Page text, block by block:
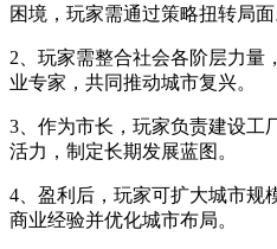
困境，玩家需通过策略扭转局面
2、玩家需整合社会各阶层力量
业专家，共同推动城市复兴。
3、作为市长，玩家负责建设工
活力，制定长期发展蓝图。
4、盈利后，玩家可扩大城市规
商业经验并优化城市布局。